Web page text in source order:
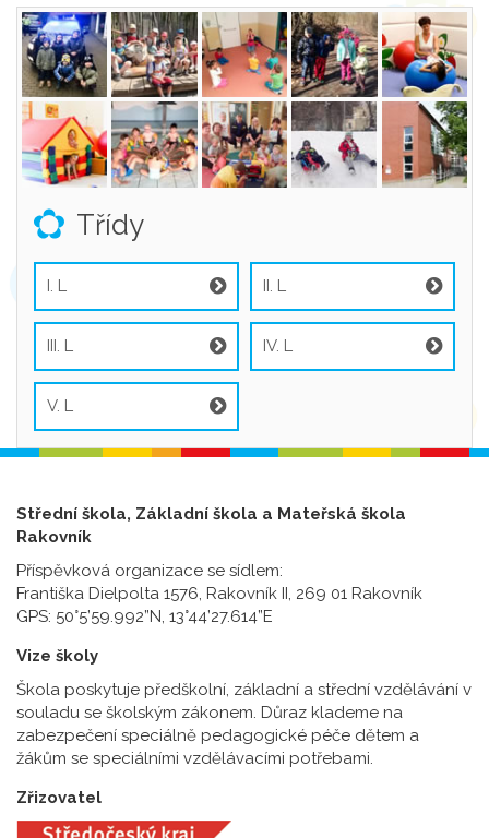
Třídy
I. L II. L
III. L IV. L
V. L
Střední škola, Základní škola a Mateřská škola
Rakovník
Příspěvková organizace se sídlem:
Františka Dielpolta 1576, Rakovník II, 269 01 Rakovník
GPS: 50°5’59.992”N, 13°44’27.614”E
Vize školy
Škola poskytuje předškolní, základní a střední vzdělávání v
souladu se školským zákonem. Důraz klademe na
zabezpečení speciálně pedagogické péče dětem a
žákům se speciálními vzdělávacími potřebami.
Zřizovatel